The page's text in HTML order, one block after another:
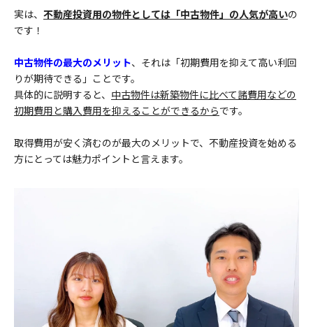
実は、 不動産投資用の物件としては「中古物件」の人気が高いの
です！
中古物件の最大のメリット、それは「初期費用を抑えて高い利回
りが期待できる」ことです。
具体的に説明すると、 中古物件は新築物件に比べて諸費用などの
初期費用と購入費用を抑えることができるからです。
取得費用が安く済むのが最大のメリットで、不動産投資を始める
方にとっては魅力ポイントと言えます。